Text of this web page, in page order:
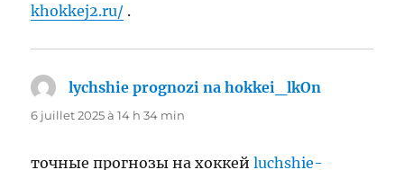
khokkej2.ru/ .
lychshie prognozi na hokkei_lkOn
6 juillet 2025 à 14 h 34 min
точные прогнозы на хоккейluchshie-